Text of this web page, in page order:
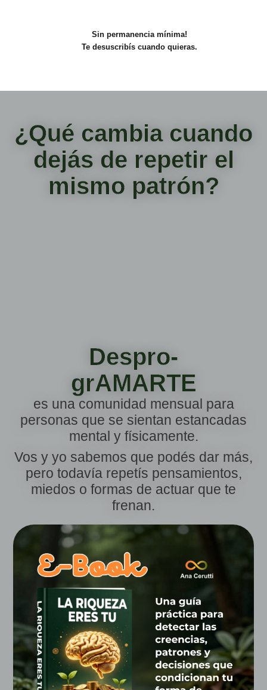
Sin permanencia mínima!
Te desuscribís cuando quieras.
¿Qué cambia cuando
dejás de repetir el
mismo patrón?
Despro-
grAMARTE
es una comunidad mensual para
personas que se sientan estancadas
mental y físicamente.
Vos y yo sabemos que podés dar más,
pero todavía repetís pensamientos,
miedos o formas de actuar que te
frenan.